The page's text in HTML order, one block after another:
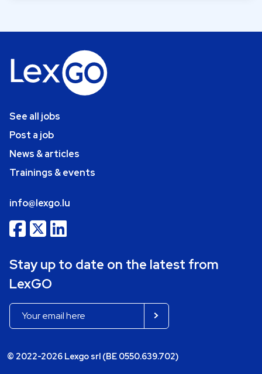
See all jobs
Post a job
News & articles
Trainings & events
info@lexgo.lu
Stay up to date on the latest from
LexGO
© 2022-2026 Lexgo srl (BE 0550.639.702)